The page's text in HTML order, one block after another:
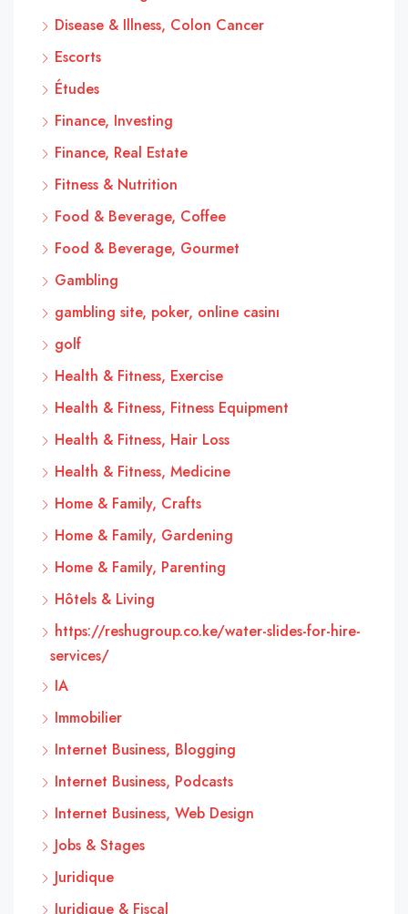
Disease & Illness, Colon Cancer
Escorts
Études
Finance, Investing
Finance, Real Estate
Fitness & Nutrition
Food & Beverage, Coffee
Food & Beverage, Gourmet
Gambling
gambling site, poker, online casinı
golf
Health & Fitness, Exercise
Health & Fitness, Fitness Equipment
Health & Fitness, Hair Loss
Health & Fitness, Medicine
Home & Family, Crafts
Home & Family, Gardening
Home & Family, Parenting
Hôtels & Living
https://reshugroup.co.ke/water-slides-for-hire-
services/
IA
Immobilier
Internet Business, Blogging
Internet Business, Podcasts
Internet Business, Web Design
Jobs & Stages
Juridique
Juridique & Fiscal